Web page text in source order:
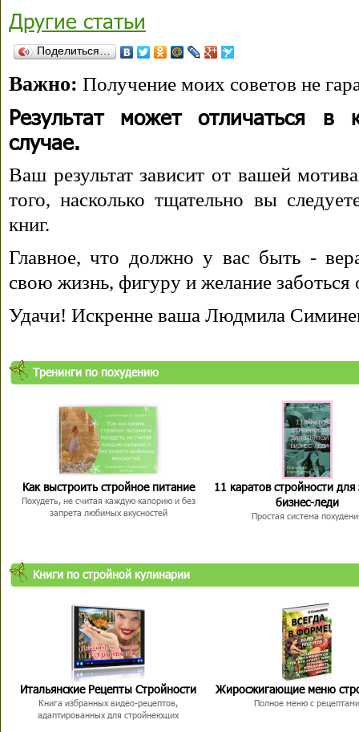
Другие статьи
Поделиться…
Важно: Получение моих советов не
Результат может отличаться в
случае.
Ваш результат зависит от вашей
того, насколько тщательно вы
книг.
Главное, что должно у вас быть -
свою жизнь, фигуру и желание заботься
Удачи! Искренне ваша Людмила
Тренинги по похудению
Как выстроить стройное питание
Похудеть, не считая каждую калорию и без
запрета любимых вкусностей
11 каратов стройности для
бизнес-леди
Простая система
Книги по стройной кулинарии
Итальянские Рецепты Стройности
Книга избранных видео-рецептов,
адаптированных для стройнеющих
Жиросжигающие меню
Полное меню с рецептами